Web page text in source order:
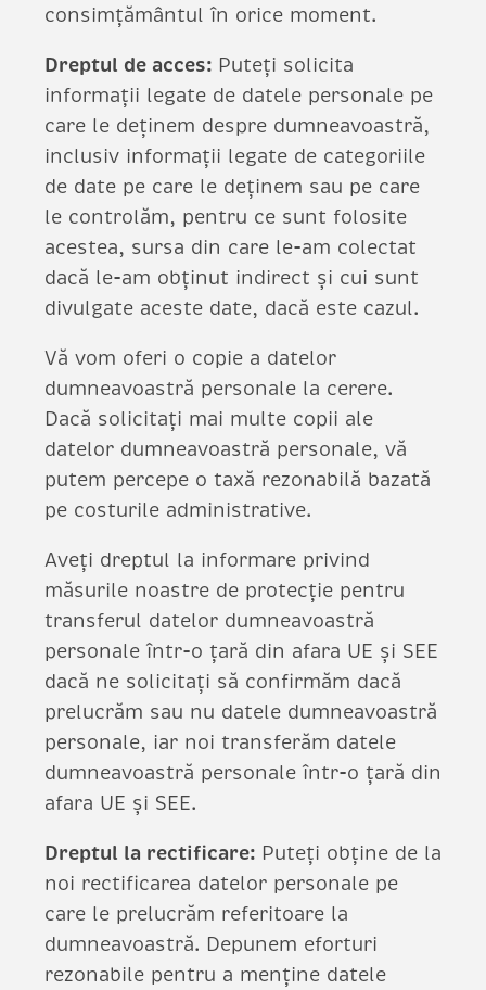
consimțământul în orice moment.
Dreptul de acces: Puteți solicita
informații legate de datele personale pe
care le deținem despre dumneavoastră,
inclusiv informații legate de categoriile
de date pe care le deținem sau pe care
le controlăm, pentru ce sunt folosite
acestea, sursa din care le-am colectat
dacă le-am obținut indirect și cui sunt
divulgate aceste date, dacă este cazul.
Vă vom oferi o copie a datelor
dumneavoastră personale la cerere.
Dacă solicitați mai multe copii ale
datelor dumneavoastră personale, vă
putem percepe o taxă rezonabilă bazată
pe costurile administrative.
Aveți dreptul la informare privind
măsurile noastre de protecție pentru
transferul datelor dumneavoastră
personale într-o țară din afara UE și SEE
dacă ne solicitați să confirmăm dacă
prelucrăm sau nu datele dumneavoastră
personale, iar noi transferăm datele
dumneavoastră personale într-o țară din
afara UE și SEE.
Dreptul la rectificare: Puteți obține de la
noi rectificarea datelor personale pe
care le prelucrăm referitoare la
dumneavoastră. Depunem eforturi
rezonabile pentru a menține datele